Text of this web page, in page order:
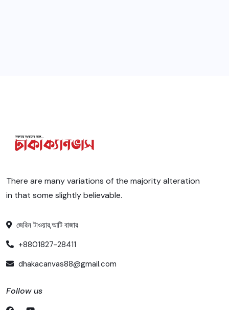
There are many variations of the majority alteration
in that some slightly believable.
জেরিন টাওয়ার,আটি বাজার
+8801827-28411
dhakacanvas88@gmail.com
Follow us